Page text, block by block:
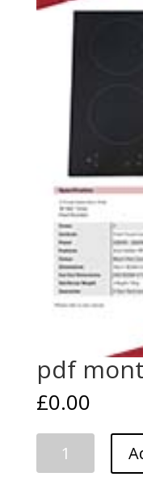
pdf
£0.00
montpelier